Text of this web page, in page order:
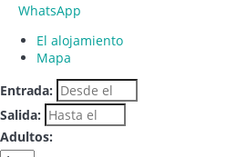
WhatsApp
El alojamiento
Mapa
Entrada:
Salida:
Adultos: